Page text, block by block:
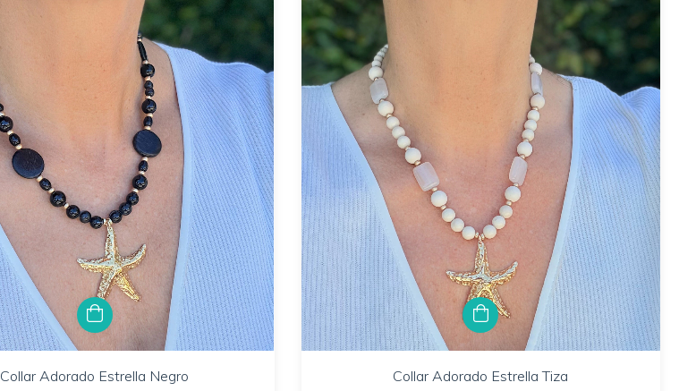
Collar Adorado Estrella Negro Collar Adorado Estrella Tiza